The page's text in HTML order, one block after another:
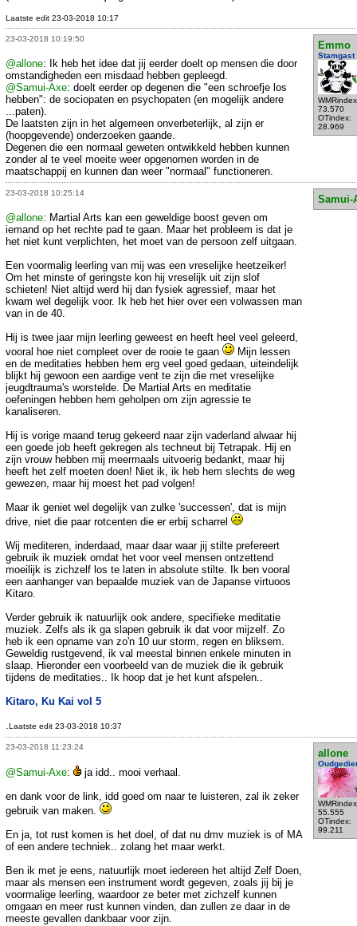
Laatste edit 23-03-2018 10:17
23-03-2018 10:19:50
Emmo
Stamgast
73.570
OTindex:
28.969
@allone: Ik heb het idee dat jij eerder doelt op mensen die door
omstandigheden een misdaad hebben gepleegd.
@Samui-Axe: doelt eerder op degenen die "een schroefje los
hebben": de sociopaten en psychopaten (en mogelijk andere
...paten).
De laatsten zijn in het algemeen onverbeterlijk, al zijn er
(hoopgevende) onderzoeken gaande.
Degenen die een normaal geweten ontwikkeld hebben kunnen
zonder al te veel moeite weer opgenomen worden in de
maatschappij en kunnen dan weer "normaal" functioneren.
23-03-2018 10:25:14
Samui-
@allone: Martial Arts kan een geweldige boost geven om
iemand op het rechte pad te gaan. Maar het probleem is dat je
het niet kunt verplichten, het moet van de persoon zelf uitgaan.
Een voormalig leerling van mij was een vreselijke heetzeiker!
Om het minste of geringste kon hij vreselijk uit zijn slof
schieten! Niet altijd werd hij dan fysiek agressief, maar het
kwam wel degelijk voor. Ik heb het hier over een volwassen man
van in de 40.
Hij is twee jaar mijn leerling geweest en heeft heel veel geleerd,
vooral hoe niet compleet over de rooie te gaan
Mijn lessen
en de meditaties hebben hem erg veel goed gedaan, uiteindelijk
blijkt hij gewoon een aardige vent te zijn die met vreselijke
jeugdtrauma's worstelde. De Martial Arts en meditatie
oefeningen hebben hem geholpen om zijn agressie te
kanaliseren.
Hij is vorige maand terug gekeerd naar zijn vaderland alwaar hij
een goede job heeft gekregen als techneut bij Tetrapak. Hij en
zijn vrouw hebben mij meermaals uitvoerig bedankt, maar hij
heeft het zelf moeten doen! Niet ik, ik heb hem slechts de weg
gewezen, maar hij moest het pad volgen!
Maar ik geniet wel degelijk van zulke 'successen', dat is mijn
drive, niet die paar rotcenten die er erbij scharrel
Wij mediteren, inderdaad, maar daar waar jij stilte prefereert
gebruik ik muziek omdat het voor veel mensen ontzettend
moeilijk is zichzelf los te laten in absolute stilte. Ik ben vooral
een aanhanger van bepaalde muziek van de Japanse virtuoos
Kitaro.
Verder gebruik ik natuurlijk ook andere, specifieke meditatie
muziek. Zelfs als ik ga slapen gebruik ik dat voor mijzelf. Zo
heb ik een opname van zo'n 10 uur storm, regen en bliksem.
Geweldig rustgevend, ik val meestal binnen enkele minuten in
slaap. Hieronder een voorbeeld van de muziek die ik gebruik
tijdens de meditaties.. Ik hoop dat je het kunt afspelen..
Kitaro, Ku Kai vol 5
Laatste edit 23-03-2018 10:37
23-03-2018 11:23:24
allone
55.555
OTindex:
99.211
@Samui-Axe:
ja idd.. mooi verhaal.
en dank voor de link, idd goed om naar te luisteren, zal ik zeker
gebruik van maken.
En ja, tot rust komen is het doel, of dat nu dmv muziek is of MA
of een andere techniek.. zolang het maar werkt.
Ben ik met je eens, natuurlijk moet iedereen het altijd Zelf Doen,
maar als mensen een instrument wordt gegeven, zoals jij bij je
voormalige leerling, waardoor ze beter met zichzelf kunnen
omgaan en meer rust kunnen vinden, dan zullen ze daar in de
meeste gevallen dankbaar voor zijn.